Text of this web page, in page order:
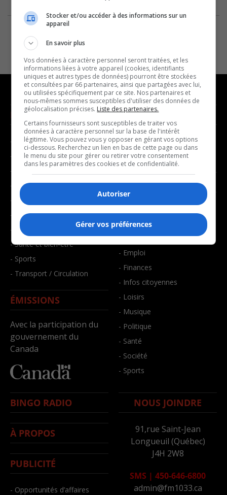
NOUVELLES
- Affaires municipales
- Communauté / Social
- Culture
- Économie
- Éducation
- Environnement
- Faits divers
- Santé et bien-être
- Sports
- Transport / Circulation
ÉMISSIONS
Avec la participation du
gouvernement du
Canada
MUSIQUE
- Décompte franco
- Joué récemment
BALADOS
- Art de vivre
- Bien-être
- Emploi
- Finances
- Infos citoyennes
- Loisirs
- Musique
- Politique
- Santé
- Société
- Sports
BINGO RADIO
À PROPOS
PUBLICITÉ
- Opportunités d’affaires
NOUS JOINDRE
91,rue Saint-Jean
Longueuil (Québec)
J4H 2W8
SMS | 450-646-6800
admin@fm1033.ca
Stocker et/ou accéder à des informations sur un
appareil
En savoir plus
Vos données à caractère personnel seront traitées, et les
informations liées à votre appareil (cookies, identifiants
uniques et autres types de données) pourront être stockées
et consultées par 66 partenaires, ainsi que partagées avec lui,
ou utilisées spécifiquement par ce site. Nos partenaires et
nous-mêmes sommes susceptibles d'utiliser des données de
géolocalisation précises. Liste des partenaires.
Certains fournisseurs sont susceptibles de traiter vos
données à caractère personnel sur la base de l'intérêt
légitime. Vous pouvez vous y opposer en gérant vos options
ci-dessous. Recherchez un lien en bas de cette page ou dans
le menu du site pour gérer ou retirer votre consentement
dans les paramètres des cookies et de confidentialité.
Autoriser
Gérer vos préférences